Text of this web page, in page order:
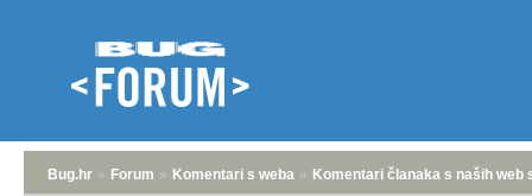
Bug.hr » Forum » Komentari s weba » Komentari članaka s naših web